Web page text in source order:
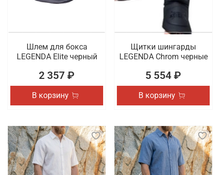
Шлем для бокса
LEGENDA Elite черный
2 357 ₽
В корзину
Щитки шингарды
LEGENDA Chrom черные
5 554 ₽
В корзину